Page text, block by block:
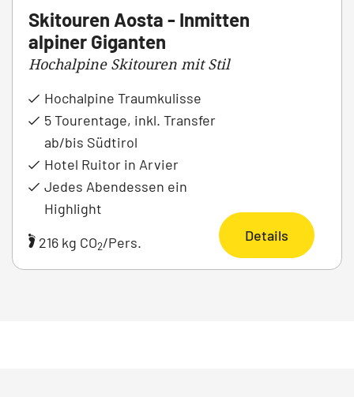
Skitouren Aosta - Inmitten
alpiner Giganten
Hochalpine Skitouren mit Stil
Hochalpine Traumkulisse
5 Tourentage, inkl. Transfer
ab/bis Südtirol
Hotel Ruitor in Arvier
Jedes Abendessen ein
Highlight
216 kg CO2/Pers. Details